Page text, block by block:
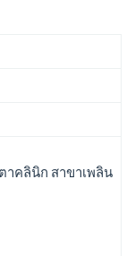
าคลินิก สาขาเพลิน